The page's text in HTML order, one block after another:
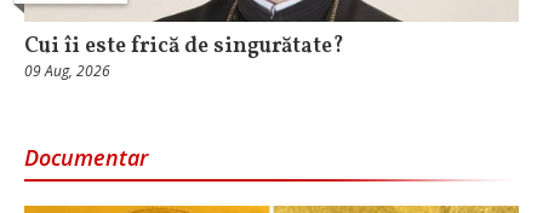
Cui îi este frică de singurătate?
09 Aug, 2026
Documentar